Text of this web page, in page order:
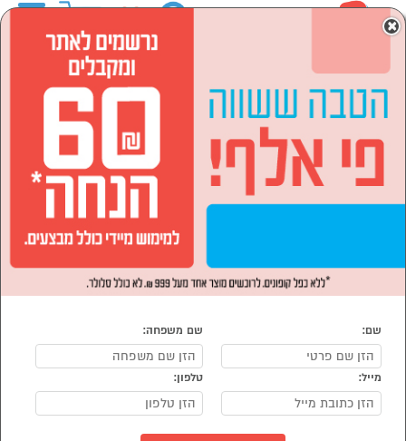
הסתר רשימת קטגוריות
ספורט ,מחנאות וילדים (10)
EUROLEAP
נמצאו 10 EUROLEAP
×
שם: שם משפחה:
מייל: טלפון: